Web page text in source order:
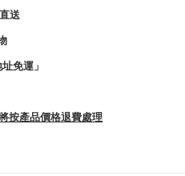
送
免運」
按產品價格退費處理